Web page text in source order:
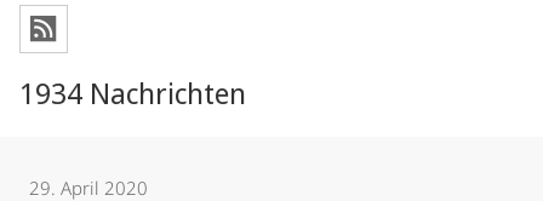
1934 Nachrichten
29. April 2020